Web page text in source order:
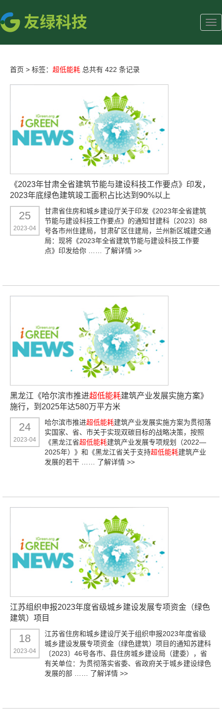
首页 > 标签： 超低能耗 总共有 422 条记录
《2023年甘肃全省建筑节能与建设科技工作要点》印发，
2023年底绿色建筑竣工面积占比达到90%以上
25
2023-04
甘肃省住房和城乡建设厅关于印发《2023年全省建筑
节能与建设科技工作要点》的通知甘建科〔2023〕88
号各市州住建局，甘肃矿区住建局，兰州新区城建交通
局：现将《2023年全省建筑节能与建设科技工作要
点》印发给你 …… 了解详情 >>
黑龙江《哈尔滨市推进超低能耗建筑产业发展实施方案》
施行，到2025年达580万平方米
24
2023-04
哈尔滨市推进超低能耗建筑产业发展实施方案为贯彻落
实国家、省、市关于实现双碳目标的战略决策，按照
《黑龙江省超低能耗建筑产业发展专项规划（2022—
2025年）》和《黑龙江省关于支持超低能耗建筑产业
发展的若干 …… 了解详情 >>
江苏组织申报2023年度省级城乡建设发展专项资金（绿色
建筑）项目
18
2023-04
江苏省住房和城乡建设厅关于组织申报2023年度省级
城乡建设发展专项资金（绿色建筑）项目的通知苏建科
〔2023〕46号各市、县住房城乡建设局（建委），省
有关单位：为贯彻落实省委、省政府关于城乡建设绿色
发展的部 …… 了解详情 >>